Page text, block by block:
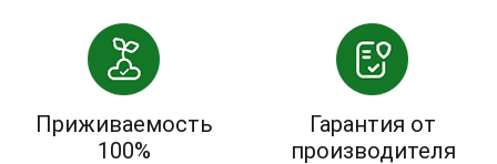
Приживаемость
100%
Гарантия от
производителя